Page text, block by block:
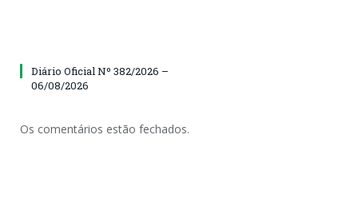
Diário Oficial Nº 382/2026 –
06/08/2026
Os comentários estão fechados.